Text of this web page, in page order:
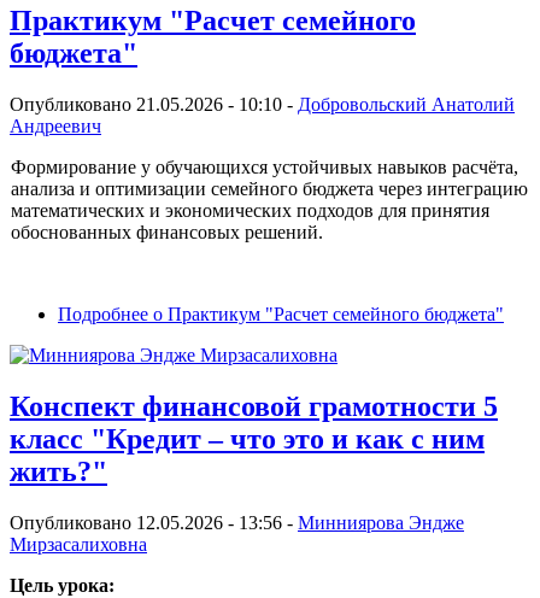
Практикум "Расчет семейного
бюджета"
Опубликовано 21.05.2026 - 10:10 - Добровольский Анатолий
Андреевич
Формирование у обучающихся устойчивых навыков расчёта,
анализа и оптимизации семейного бюджета через интеграцию
математических и экономических подходов для принятия
обоснованных финансовых решений.
Подробнее о Практикум "Расчет семейного бюджета"
Конспект финансовой грамотности 5
класс "Кредит – что это и как с ним
жить?"
Опубликовано 12.05.2026 - 13:56 - Минниярова Эндже
Мирзасалиховна
Цель урока: